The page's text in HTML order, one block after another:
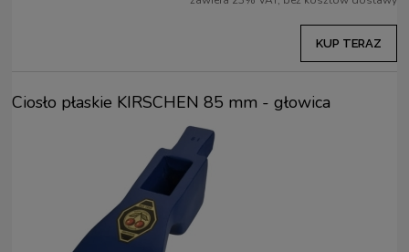
KUP TERAZ
Ciosło płaskie KIRSCHEN 85 mm - głowica